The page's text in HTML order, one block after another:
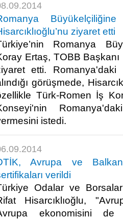
ziyaret etti
Romanya
Ertaş, TOBB Başkanı
etti. Romanya'daki
görüşmede,
Türk-Romen İş
istedi.​
Avrupa ve
verildi
Odalar ve
Hisarcıklıoğlu,
ekonomisini de